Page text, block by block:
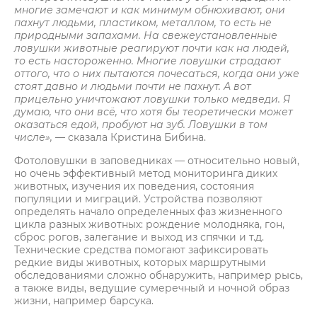
многие замечают и как минимум обнюхивают, они
пахнут людьми, пластиком, металлом, то есть не
природными запахами. На свежеустановленные
ловушки животные реагируют почти как на людей,
то есть настороженно. Многие ловушки страдают
оттого, что о них пытаются почесаться, когда они уже
стоят давно и людьми почти не пахнут. А вот
прицельно уничтожают ловушки только медведи. Я
думаю, что они всё, что хотя бы теоретически может
оказаться едой, пробуют на зуб. Ловушки в том
числе», — сказала Кристина Бибина.
Фотоловушки в заповедниках — относительно новый,
но очень эффективный метод мониторинга диких
животных, изучения их поведения, состояния
популяции и миграций. Устройства позволяют
определять начало определенных фаз жизненного
цикла разных животных: рождение молодняка, гон,
сброс рогов, залегание и выход из спячки и т.д.
Технические средства помогают зафиксировать
редкие виды животных, которых маршрутными
обследованиями сложно обнаружить, например рысь,
а также виды, ведущие сумеречный и ночной образ
жизни, например барсука.